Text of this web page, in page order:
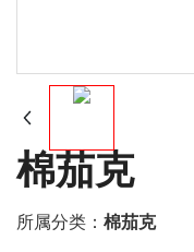
棉茄克
所属分类： 棉茄克